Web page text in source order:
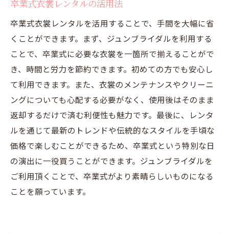
卒業式衣裳レンタルの活用法
卒業式衣裳レンタルを活用することで、手間を大幅に省
くことができます。まず、ジュンブライダルを利用する
ことで、卒業式に必要な衣裳を一箇所で揃えることがで
き、時間と労力を節約できます。初めての方でも安心し
て利用できます。また、衣裳のメンテナンスやクリーニ
ングについても心配する必要がなく、使用後はそのまま
返却するだけで済む利便性も魅力です。最後に、レンタ
ルを通じて最新のトレンドや伝統的なスタイルを手頃な
価格で楽しむことができるため、卒業式という特別な日
の演出に一役買うことができます。ジュンブライダルを
ご利用頂くことで、卒業式がより素晴らしいものになる
ことを願っています。